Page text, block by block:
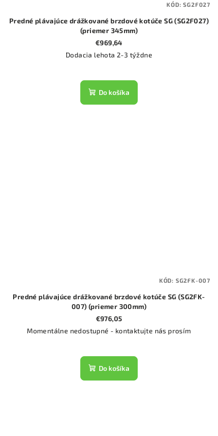
Predné plávajúce drážkované brzdové kotúče SG (SG2F027)
(priemer 345mm)
€969,64
Dodacia lehota 2-3 týždne
Do košíka
KÓD:SG2F027
Predné plávajúce drážkované brzdové kotúče SG (SG2FK-
007) (priemer 300mm)
€976,05
Momentálne nedostupné - kontaktujte nás prosím
Do košíka
KÓD: SG2FK-007